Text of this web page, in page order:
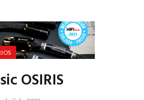
OSIRIS